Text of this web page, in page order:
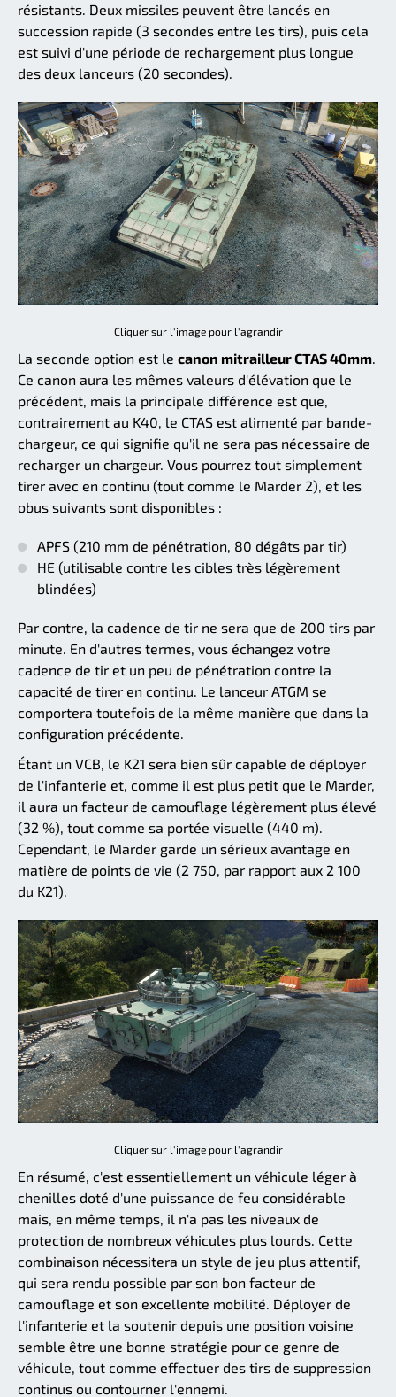
résistants. Deux missiles peuvent être lancés en
succession rapide (3 secondes entre les tirs), puis cela
est suivi d'une période de rechargement plus longue
des deux lanceurs (20 secondes).
Cliquer sur l'image pour l'agrandir
La seconde option est le canon mitrailleur CTAS 40mm.
Ce canon aura les mêmes valeurs d'élévation que le
précédent, mais la principale différence est que,
contrairement au K40, le CTAS est alimenté par bande-
chargeur, ce qui signifie qu'il ne sera pas nécessaire de
recharger un chargeur. Vous pourrez tout simplement
tirer avec en continu (tout comme le Marder 2), et les
obus suivants sont disponibles :
APFS (210 mm de pénétration, 80 dégâts par tir)
HE (utilisable contre les cibles très légèrement
blindées)
Par contre, la cadence de tir ne sera que de 200 tirs par
minute. En d'autres termes, vous échangez votre
cadence de tir et un peu de pénétration contre la
capacité de tirer en continu. Le lanceur ATGM se
comportera toutefois de la même manière que dans la
configuration précédente.
Étant un VCB, le K21 sera bien sûr capable de déployer
de l'infanterie et, comme il est plus petit que le Marder,
il aura un facteur de camouflage légèrement plus élevé
(32 %), tout comme sa portée visuelle (440 m).
Cependant, le Marder garde un sérieux avantage en
matière de points de vie (2 750, par rapport aux 2 100
du K21).
Cliquer sur l'image pour l'agrandir
En résumé, c'est essentiellement un véhicule léger à
chenilles doté d'une puissance de feu considérable
mais, en même temps, il n'a pas les niveaux de
protection de nombreux véhicules plus lourds. Cette
combinaison nécessitera un style de jeu plus attentif,
qui sera rendu possible par son bon facteur de
camouflage et son excellente mobilité. Déployer de
l'infanterie et la soutenir depuis une position voisine
semble être une bonne stratégie pour ce genre de
véhicule, tout comme effectuer des tirs de suppression
continus ou contourner l'ennemi.